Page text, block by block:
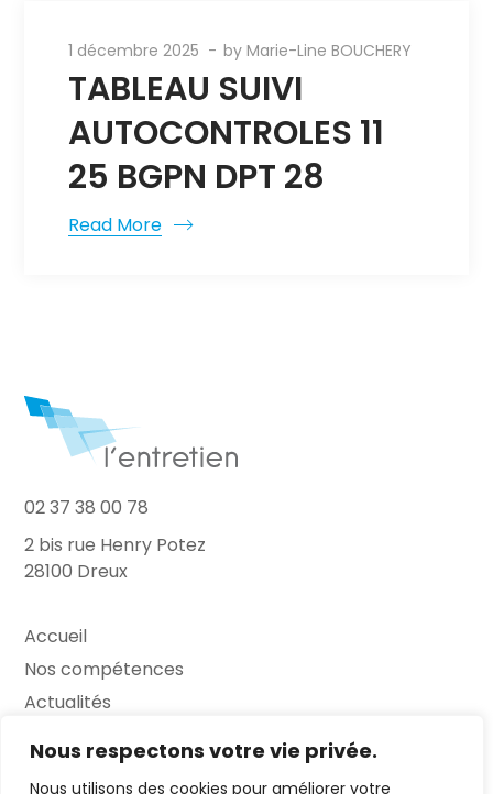
Nous respectons votre vie privée.
Nous utilisons des cookies pour améliorer votre
1 décembre 2025 byMarie-Line BOUCHERY
TABLEAU SUIVI
AUTOCONTROLES 11
25 BGPN DPT 28
Read More
02 37 38 00 78
2 bis rue Henry Potez
28100 Dreux
Accueil
Nos compétences
Actualités